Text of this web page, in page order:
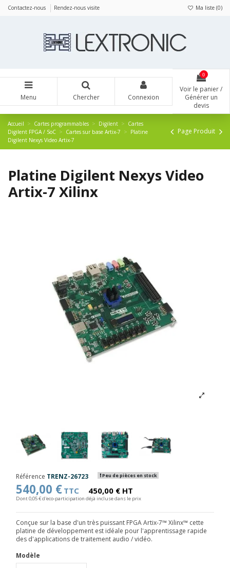
Contactez-nous Rendez-nous visite Ma liste (0)
Menu Chercher Connexion
0
Voir le panier /
Générer un
devis
Accueil Cartes programmables Digilent
Cartes
Digilent FPGA / SoC
Cartes sur base Artix-7
Platine
Digilent Nexys Video Artix-7
Page Produit
Platine Digilent Nexys Video
Artix-7 Xilinx
Référence TRENZ-26723 Peu de pièces en stock
540,00 € TTC 450,00 € HT
Dont 0,05 € d'eco-participation déjà incluse dans le prix
Conçue sur la base d'un très puissant FPGA Artix-7™ Xilinx™ cette
platine de développement est idéale pour l'apprentissage rapide
des d'applications de traitement audio / vidéo.
Modèle
Panneau de gestion des cookies